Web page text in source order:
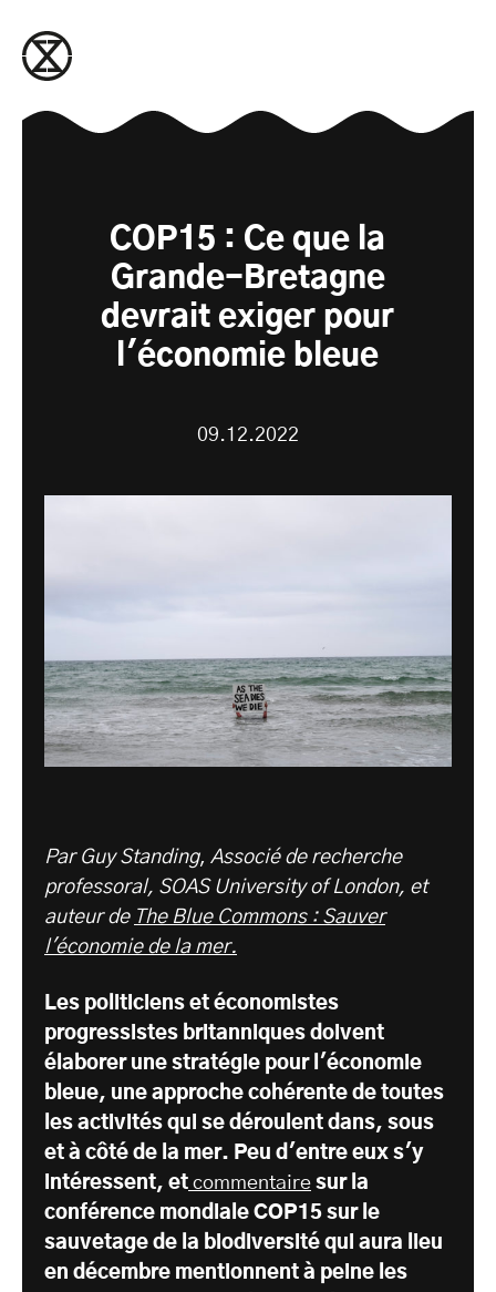
COP15 : Ce que la
Grande-Bretagne
devrait exiger pour
l'économie bleue
09.12.2022
Par Guy Standing, Associé de recherche
professoral, SOAS University of London, et
auteur de The Blue Commons : Sauver
l'économie de la mer.
Les politiciens et économistes
progressistes britanniques doivent
élaborer une stratégie pour l'économie
bleue, une approche cohérente de toutes
les activités qui se déroulent dans, sous
et à côté de la mer. Peu d'entre eux s'y
intéressent, et commentaire sur la
conférence mondiale COP15 sur le
sauvetage de la biodiversité qui aura lieu
en décembre mentionnent à peine les